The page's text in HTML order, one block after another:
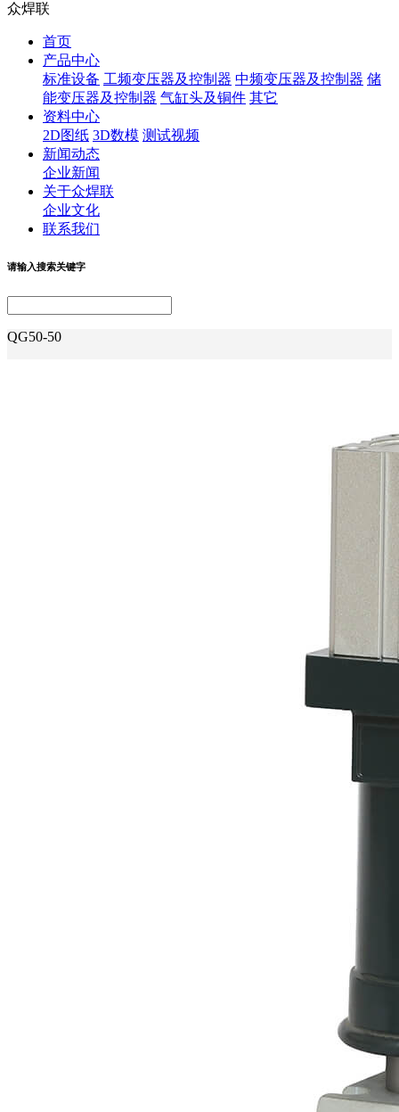
众焊联
首页
产品中心
标准设备 工频变压器及控制器 中频变压器及控制器 储
能变压器及控制器 气缸头及铜件 其它
资料中心
2D图纸 3D数模 测试视频
新闻动态
企业新闻
关于众焊联
企业文化
联系我们
请输入搜索关键字
QG50-50